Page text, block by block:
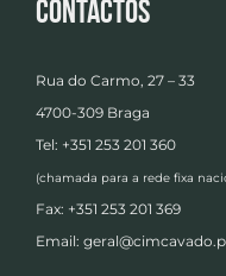
Contactos
Rua do Carmo, 27 – 33
4700-309 Braga
Tel: +351 253 201 360
(chamada para a rede fixa
Fax: +351 253 201 369
Email: